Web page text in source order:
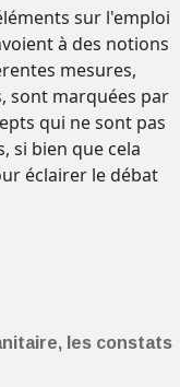
sur l'emploi
à des notions
mesures,
sont marquées par
qui ne sont pas
si bien que cela
éclairer le débat
les constats